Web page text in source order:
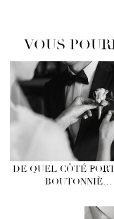
VOUS
DE QUEL CÔTÉ
BOUTONNIÈ…